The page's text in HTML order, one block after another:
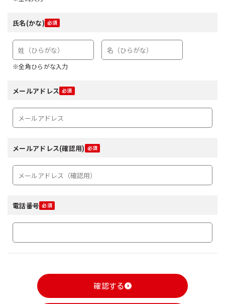
氏名(かな)
※全角ひらがな入力
メールアドレス
メールアドレス(確認用)
電話番号
確認する